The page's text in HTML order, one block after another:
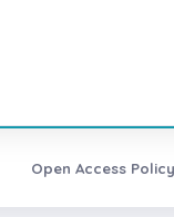
Open Access Policy